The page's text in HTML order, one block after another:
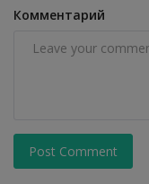
Комментарий
Post Comment